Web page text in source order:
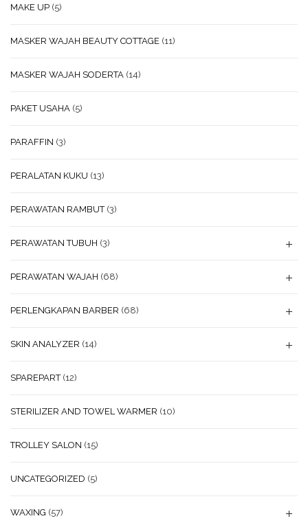
MAKE UP (5)
MASKER WAJAH BEAUTY COTTAGE (11)
MASKER WAJAH SODERTA (14)
PAKET USAHA (5)
PARAFFIN (3)
PERALATAN KUKU (13)
PERAWATAN RAMBUT (3)
PERAWATAN TUBUH (3)
PERAWATAN WAJAH (68)
PERLENGKAPAN BARBER (68)
SKIN ANALYZER (14)
SPAREPART (12)
STERILIZER AND TOWEL WARMER (10)
TROLLEY SALON (15)
UNCATEGORIZED (5)
WAXING (57)